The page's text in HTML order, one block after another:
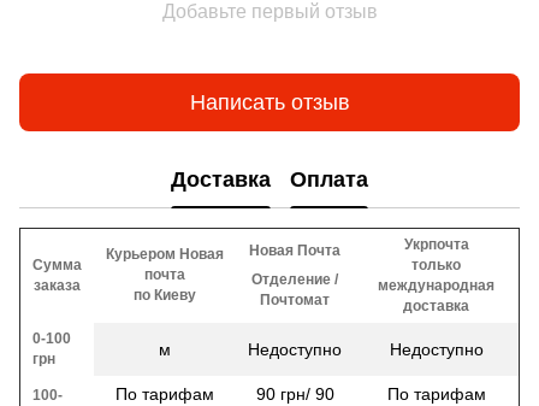
Добавьте первый отзыв
Написать отзыв
Доставка Оплата
Сумма
заказа
Курьером Новая
почта
по Киеву
Новая Почта
Отделение /
Почтомат
Укрпочта
только
международная
доставка
0-100
грн
м Недоступно Недоступно
100-
По тарифам
90 грн/ 90
По тарифам